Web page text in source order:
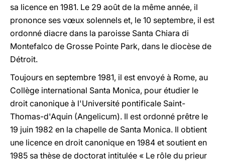
sa licence en 1981. Le 29 août de la même année, il
prononce ses vœux solennels et, le 10 septembre, il est
ordonné diacre dans la paroisse Santa Chiara di
Montefalco de Grosse Pointe Park, dans le diocèse de
Détroit.
Toujours en septembre 1981, il est envoyé à Rome, au
Collège international Santa Monica, pour étudier le
droit canonique à l'Université pontificale Saint-
Thomas-d'Aquin (Angelicum). Il est ordonné prêtre le
19 juin 1982 en la chapelle de Santa Monica. Il obtient
une licence en droit canonique en 1984 et soutient en
1985 sa thèse de doctorat intitulée « Le rôle du prieur